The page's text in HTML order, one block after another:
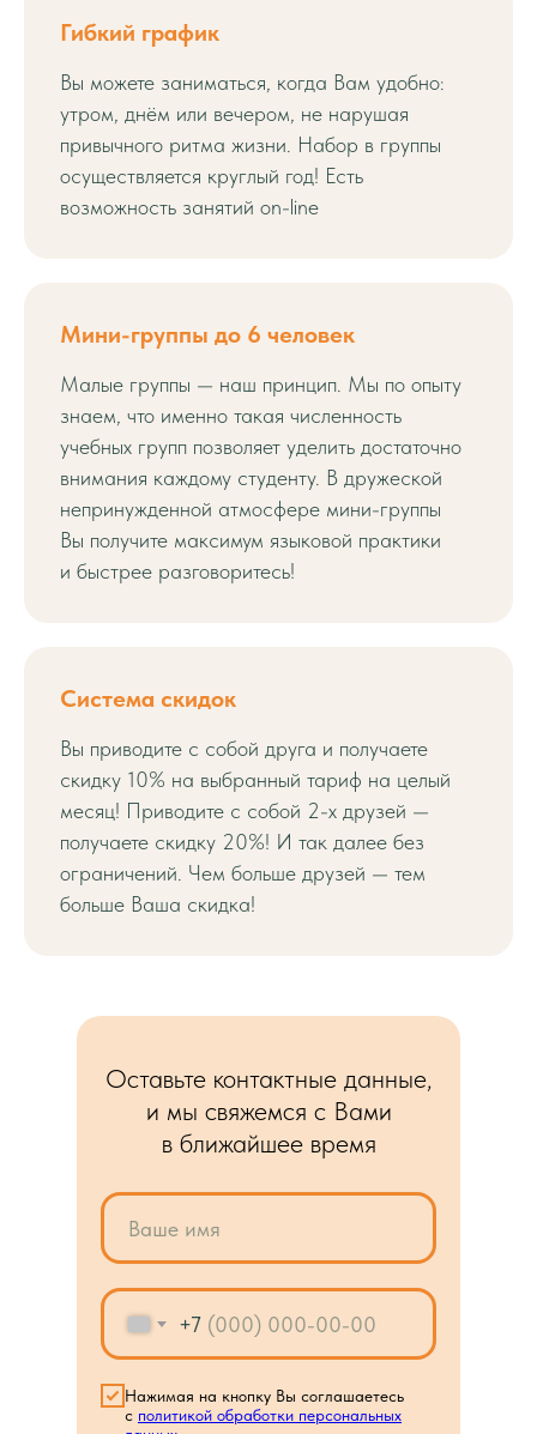
Гибкий график
Вы можете заниматься, когда Вам удобно:
утром, днём или вечером, не нарушая
привычного ритма жизни. Набор в группы
осуществляется круглый год! Есть
возможность занятий on-line
Мини-группы до 6 человек
Малые группы — наш принцип. Мы по опыту
знаем, что именно такая численность
учебных групп позволяет уделить достаточно
внимания каждому студенту. В дружеской
непринужденной атмосфере мини-группы
Вы получите максимум языковой практики
и быстрее разговоритесь!
Система скидок
Вы приводите с собой друга и получаете
скидку 10% на выбранный тариф на целый
месяц! Приводите с собой 2-х друзей —
получаете скидку 20%! И так далее без
ограничений. Чем больше друзей — тем
больше Ваша скидка!
+7
Нажимая на кнопку Вы соглашаетесь
с политикой обработки персональных
Оставьте контактные данные,
и мы свяжемся с Вами
в ближайшее время